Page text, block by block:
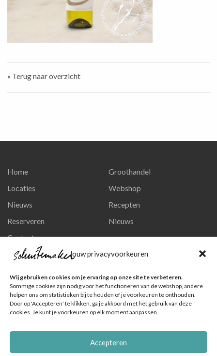
Jouw privacyvoorkeuren
Wij gebruiken cookies om je ervaring op onze site te verbeteren.
Sommige cookies zijn nodig voor het functioneren van de webshop, andere
helpen ons om statistieken bij te houden of je voorkeuren te onthouden.
Door op 'Accepteren' te klikken, ga je akkoord met het gebruik van deze
cookies. Je kunt je voorkeuren op elk moment aanpassen.
Accepteren
« Terug naar overzicht
Home
Locaties
Nieuws
Reserveren
Contact
Privacy en persoonsgegevens
Groothandel
Webshop
Recepten
Nieuws
Ga naar onze pagina
Volg ons op Instagram
Ga naar onze pagina